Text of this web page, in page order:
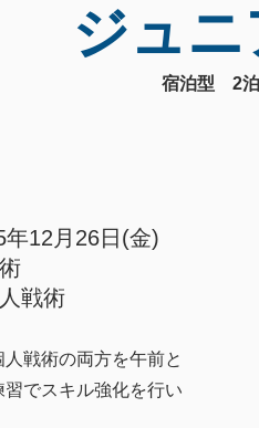
ジュ
宿泊型 2泊
年12月26日(金)
戦術
人戦術の両方を午前と
習でスキル強化を行い